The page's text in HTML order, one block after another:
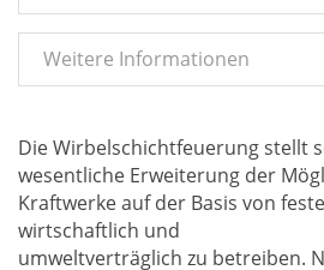
Weitere Informationen
Die Wirbelschichtfeuerung stellt
wesentliche Erweiterung der
Kraftwerke auf der Basis von
wirtschaftlich und
umweltverträglich zu betreiben.